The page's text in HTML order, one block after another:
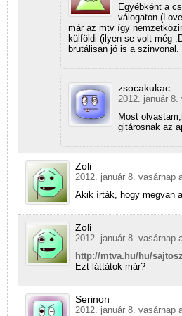
Egyébként a
válogaton
már az mtv így
külföldi (ilyen se volt még
brutálisan jó is a szinvonal.
zsocakukac
2012. január
Most
gitárosnak az
Zoli
2012. január 8. vasárnap
Akik írták, hogy megvan
Zoli
2012. január 8. vasárnap
http://mtva.hu/hu/
Ezt láttátok már?
Serinon
2012. január 8. vasárnap